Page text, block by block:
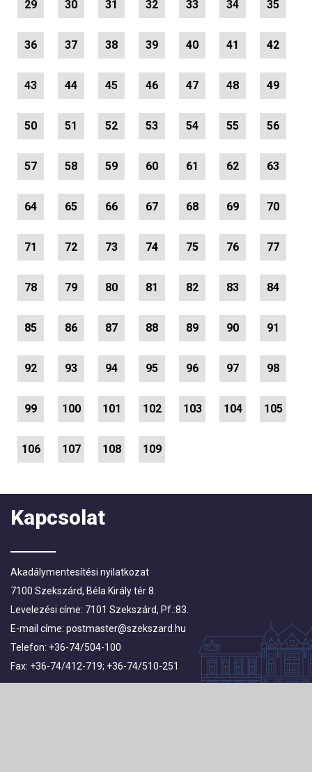
29 30 31 32 33 34 35
36 37 38 39 40 41 42
43 44 45 46 47 48 49
50 51 52 53 54 55 56
57 58 59 60 61 62 63
64 65 66 67 68 69 70
71 72 73 74 75 76 77
78 79 80 81 82 83 84
85 86 87 88 89 90 91
92 93 94 95 96 97 98
99 100 101 102 103 104 105
106 107 108 109
Kapcsolat
Akadálymentesítési nyilatkozat
7100 Szekszárd, Béla Király tér 8.
Levelezési címe: 7101 Szekszárd, Pf.:83.
E-mail címe: postmaster@szekszard.hu
Telefon: +36-74/504-100
Fax: +36-74/412-719; +36-74/510-251